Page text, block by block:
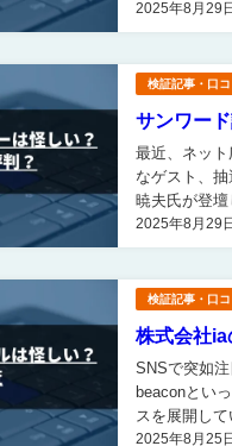
2025年8月29
いった問題
検証記事・口
サンワー
2025年8月29
最近、ネット
なゲスト、
暁夫氏が登壇し
見ると、「
検証記事・口
株式会社ia
2025年8月25
SNSで突如注
beaconとい
スを展開し
ピーが並ぶ